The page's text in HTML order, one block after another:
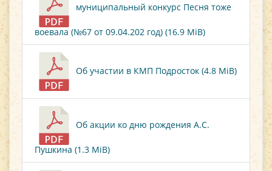
муниципальный конкурс Песня тоже
воевала (№67 от 09.04.202 год) (16.9 MiB)
Об участии в КМП Подросток (4.8 MiB)
Об акции ко дню рождения А.С.
Пушкина (1.3 MiB)